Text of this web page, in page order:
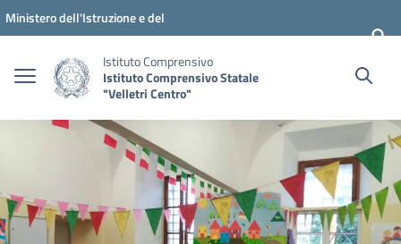
Vai ai contenuti
Vai al menu di navigazione
Vai al footer
Ministero dell'Istruzione e del
Istituto Comprensivo
Istituto Comprensivo Statale
"Velletri Centro"